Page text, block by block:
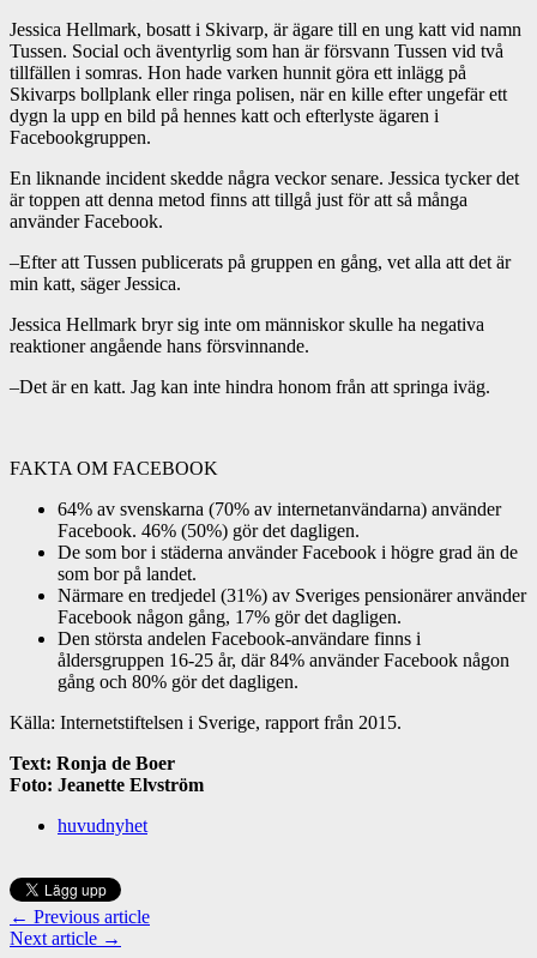
Jessica Hellmark, bosatt i Skivarp, är ägare till en ung katt vid namn
Tussen. Social och äventyrlig som han är försvann Tussen vid två
tillfällen i somras. Hon hade varken hunnit göra ett inlägg på
Skivarps bollplank eller ringa polisen, när en kille efter ungefär ett
dygn la upp en bild på hennes katt och efterlyste ägaren i
Facebookgruppen.
En liknande incident skedde några veckor senare. Jessica tycker det
är toppen att denna metod finns att tillgå just för att så många
använder Facebook.
–Efter att Tussen publicerats på gruppen en gång, vet alla att det är
min katt, säger Jessica.
Jessica Hellmark bryr sig inte om människor skulle ha negativa
reaktioner angående hans försvinnande.
–Det är en katt. Jag kan inte hindra honom från att springa iväg.
FAKTA OM FACEBOOK
64% av svenskarna (70% av internetanvändarna) använder
Facebook. 46% (50%) gör det dagligen.
De som bor i städerna använder Facebook i högre grad än de
som bor på landet.
Närmare en tredjedel (31%) av Sveriges pensionärer använder
Facebook någon gång, 17% gör det dagligen.
Den största andelen Facebook-användare finns i
åldersgruppen 16-25 år, där 84% använder Facebook någon
gång och 80% gör det dagligen.
Källa: Internetstiftelsen i Sverige, rapport från 2015.
Text: Ronja de Boer
Foto: Jeanette Elvström
huvudnyhet
← Previous article
Next article →